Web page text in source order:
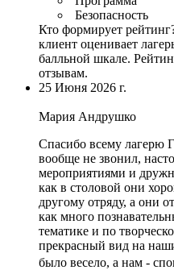
Безопасность
Кто формирует
клиент оценивает
балльной шкале.
отзывам.
25 Июня 2026 г.
Мария Андрушко
Спасибо всему
вообще не звонил,
мероприятиями и
как в столовой они
другому отряду, а они
как много
тематике и по
прекрасный вид на
было весело, а нам -